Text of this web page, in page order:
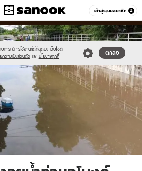
เข้าสู่ระบบสมาชิก
หมวดอื่นๆ
บการณ์การใช้งานที่ดีที่สุดบน เว็บไซต์
ความเป็นส่วนตัว และ นโยบายคุกกี้
ตกลง
logo-
7498242/news21.jpg